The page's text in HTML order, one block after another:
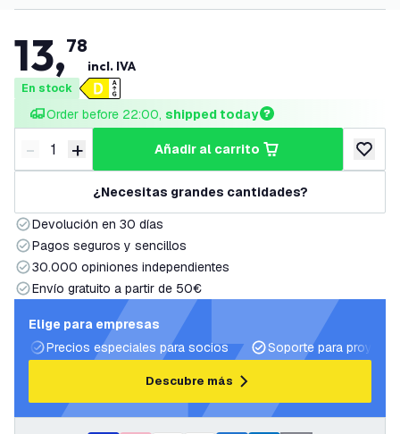
13,78
incl. IVA
En stock
Order before 22:00, shipped today
Disminuir cantidad
- Aumentar cantidad
+ añadir al carrito
añadir
¿Necesitas grandes cantidades?
Devolución en 30 días
Pagos seguros y sencillos
30.000 opiniones independientes
Envío gratuito a partir de 50€
Elige para empresas
Precios especiales para socios
Soporte para
Descubre más